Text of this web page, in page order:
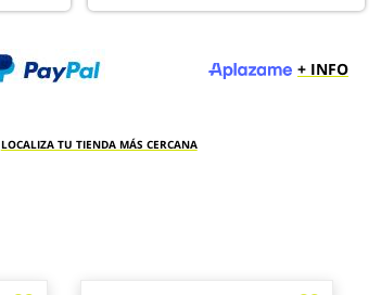
+ INFO
LOCALIZA TU TIENDA MÁS CERCANA